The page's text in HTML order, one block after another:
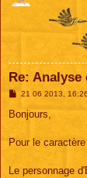
Re: Analyse
M
s
g
21 06 2013,
Bonjours,
Pour le
Le personnage